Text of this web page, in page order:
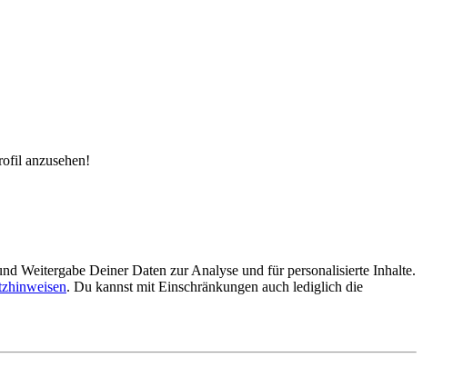
anzusehen!
Weitergabe Deiner Daten zur Analyse und für personalisierte Inhalte.
. Du kannst mit Einschränkungen auch lediglich die